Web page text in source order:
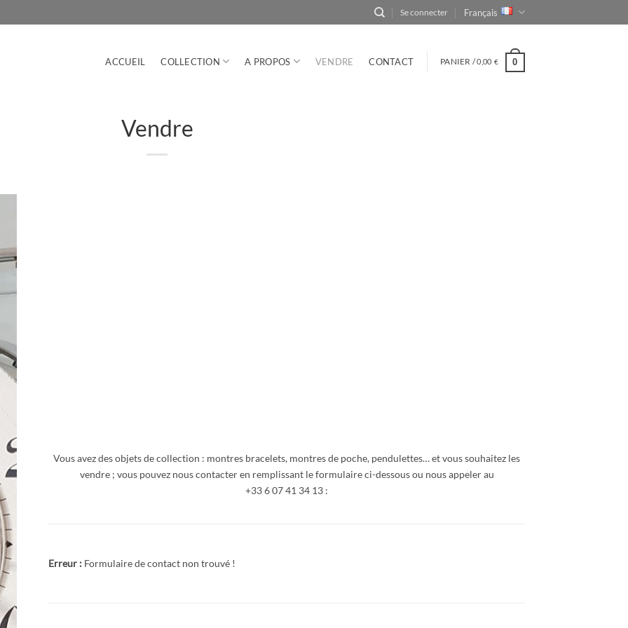
Se connecter Français
ACCUEIL COLLECTION A PROPOS VENDRE CONTACT PANIER /0,00 € 0
Vendre
Vous avez des objets de collection : montres bracelets, montres de poche, pendulettes… et vous souhaitez les
vendre ; vous pouvez nous contacter en remplissant le formulaire ci-dessous ou nous appeler au
+33 6 07 41 34 13 :
Erreur : Formulaire de contact non trouvé !